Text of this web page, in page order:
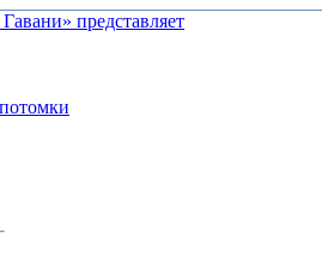
представляет